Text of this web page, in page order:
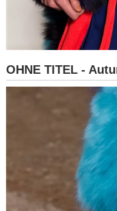
OHNE TITEL -